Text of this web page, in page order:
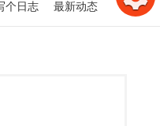
个日志 最新动态